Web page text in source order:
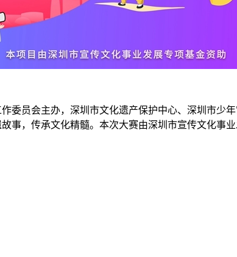
委员会主办，深圳市文化遗产保护中心、深圳市少
，传承文化精髓。本次大赛由深圳市宣传文化事业